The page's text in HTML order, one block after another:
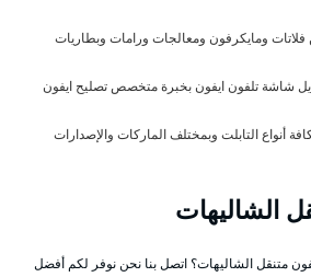
فلاتات ومايكرفون ومعالجات ورامات وبطاريات
شاشة تلفون ايفون بخبرة متخصص تصليح ايفون
أنواع التابلت وبمختلف الماركات والإصدارات
الشاليهات
متنقل الشاليهات؟ اتصل بنا نحن نوفر لكم أفضل